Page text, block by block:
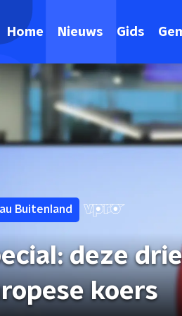
Home Nieuws Gids
Buitenland
deze
koers